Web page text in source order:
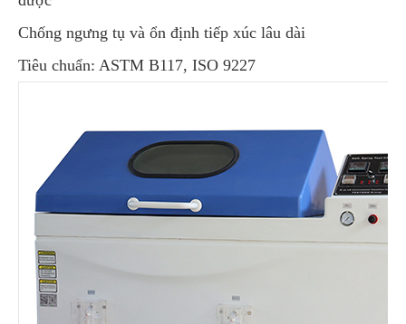
Chống ngưng tụ và ổn định tiếp xúc lâu dài
Tiêu chuẩn: ASTM B117, ISO 9227